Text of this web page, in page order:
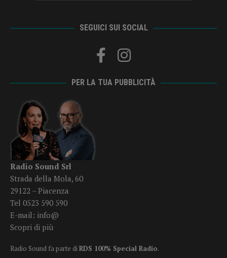
SEGUICI SUI SOCIAL
PER LA TUA PUBBLICITÀ
Radio Sound Srl
Strada della Mola, 60
29122 – Piacenza
Tel 0523 590 590
E-mail: info@
Scopri di più
Radio Sound fa parte diRDS 100% Special Radio.